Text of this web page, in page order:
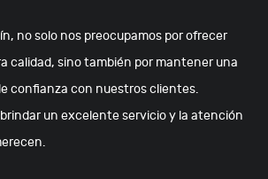
no solo nos preocupamos por ofrecer
calidad, sino también por mantener una
confianza con nuestros clientes.
un excelente servicio y la atención